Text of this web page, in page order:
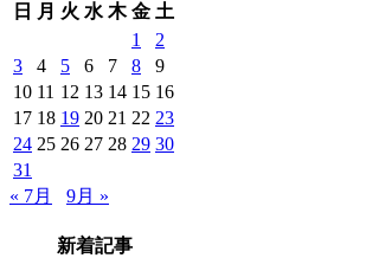
事
覧
日
月 火 水 木 金 土
1
2
3
4 5 6 7 8
9
10 11 12 13 14 15 16
17 18 19 20 21 22 23
24 25 26 27 28 29 30
31
« 7月
9月 »
新着記事